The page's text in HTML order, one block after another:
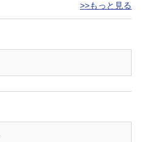
>>もっと見る